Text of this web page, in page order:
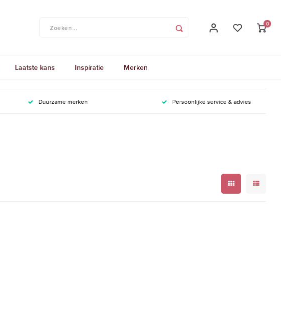
0
Laatste kans Inspiratie Merken
Duurzame merken Persoonlijke service & advies